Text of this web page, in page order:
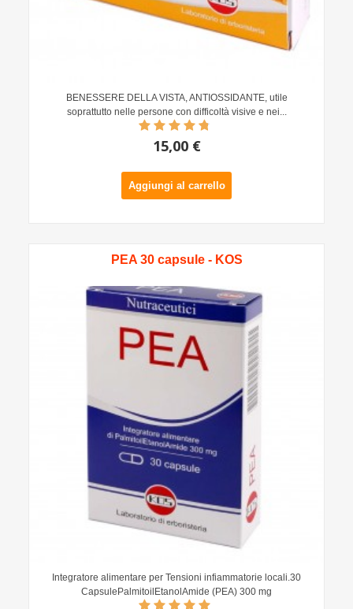
BENESSERE DELLA VISTA, ANTIOSSIDANTE, utile
soprattutto nelle persone con difficoltà visive e nei...
15,00 €
Aggiungi al carrello
PEA 30 capsule - KOS
Integratore alimentare per Tensioni infiammatorie locali.30
CapsulePalmitoilEtanolAmide (PEA) 300 mg